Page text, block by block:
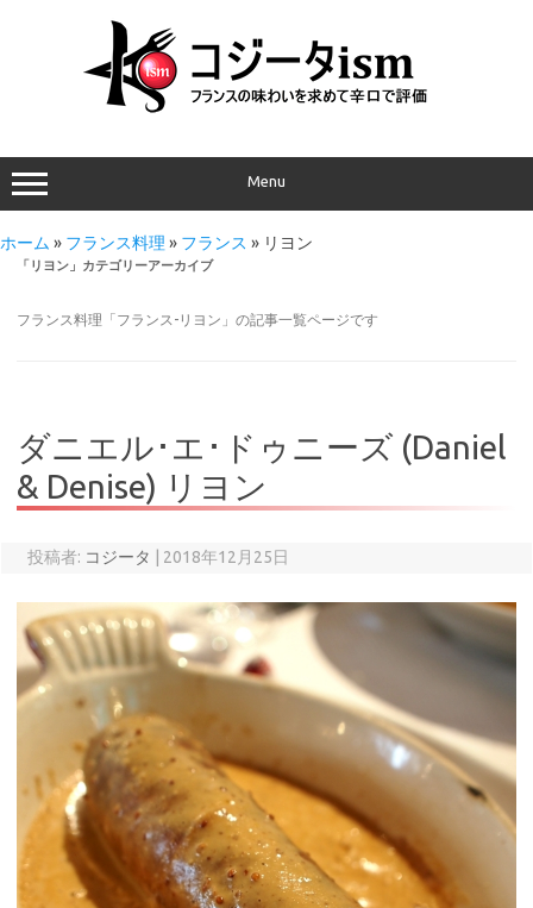
Menu
ホーム » フランス料理 » フランス » リヨン
「リヨン 」カテゴリーアーカイブ
フランス料理「フランス-リヨン」の記事一覧ページです
ダニエル･エ･ドゥニーズ (Daniel
& Denise) リヨン
投稿者: コジータ 2018年12月25日